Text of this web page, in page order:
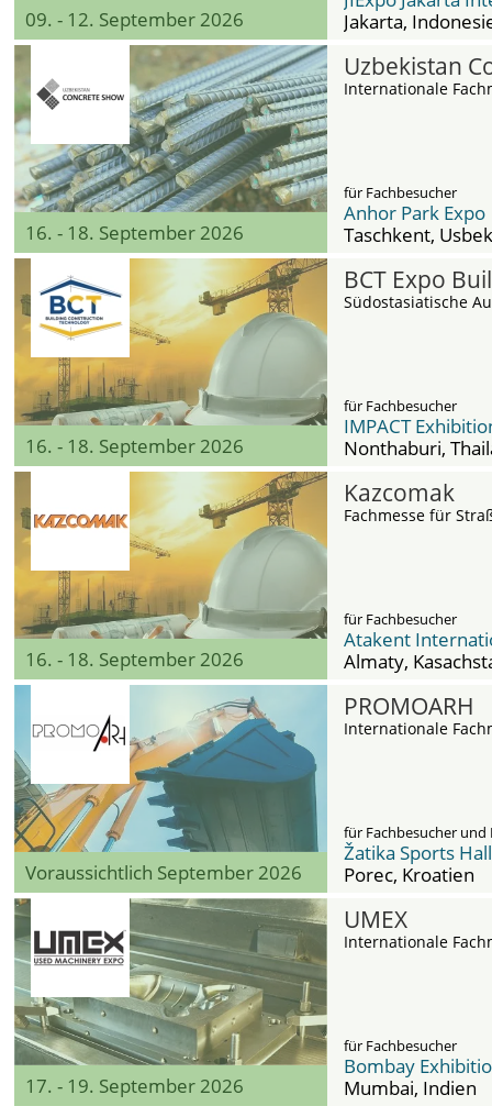
09. - 12. September 2026
Jakarta,
16. - 18. September 2026
Uzbekistan
Internationale
für Fachbesucher
Anhor Park Expo
Taschkent,
16. - 18. September 2026
BCT Expo
Südostasiatische
für Fachbesucher
IMPACT
Nonthaburi,
16. - 18. September 2026
Kazcomak
Fachmesse für
für Fachbesucher
Atakent
Almaty,
Voraussichtlich September 2026
PROMOARH
Internationale
für Fachbesucher
Žatika Sports Hall
Porec, Kroatien
17. - 19. September 2026
UMEX
Internationale
für Fachbesucher
Bombay
Mumbai, Indien